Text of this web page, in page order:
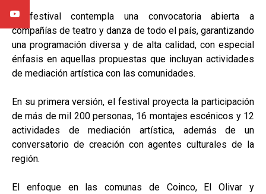
El festival contempla una convocatoria abierta a
compañías de teatro y danza de todo el país, garantizando
una programación diversa y de alta calidad, con especial
énfasis en aquellas propuestas que incluyan actividades
de mediación artística con las comunidades.
En su primera versión, el festival proyecta la participación
de más de mil 200 personas, 16 montajes escénicos y 12
actividades de mediación artística, además de un
conversatorio de creación con agentes culturales de la
región.
El enfoque en las comunas de Coinco, El Olivar y